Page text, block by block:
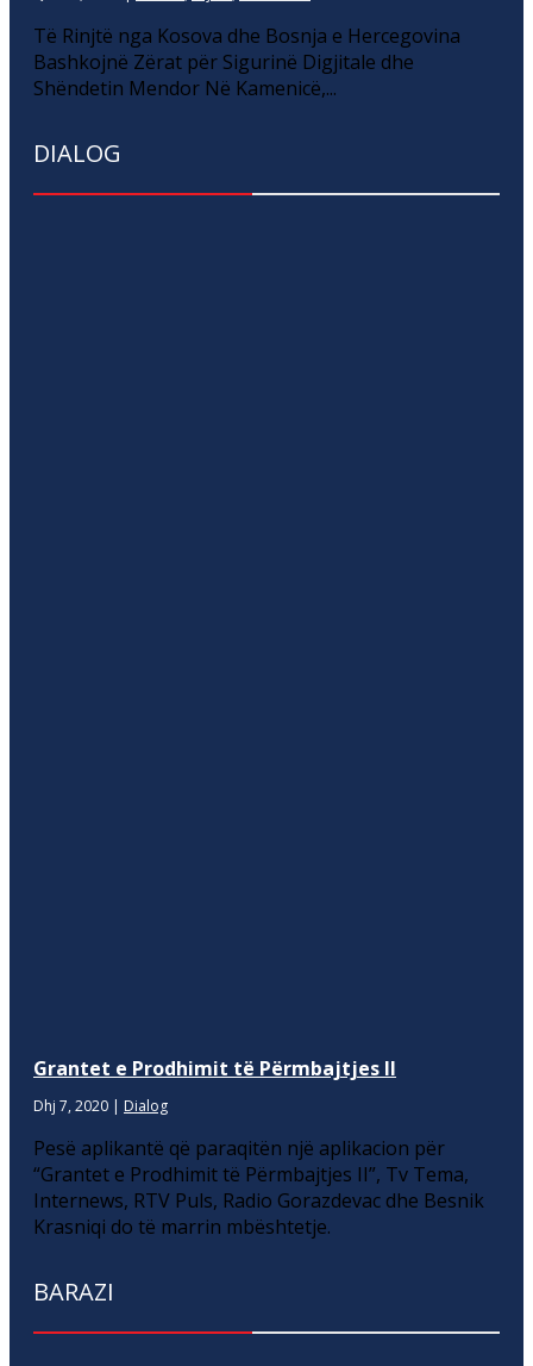
Të Rinjtë nga Kosova dhe Bosnja e Hercegovina
Bashkojnë Zërat për Sigurinë Digjitale dhe
Shëndetin Mendor Në Kamenicë,...
DIALOG
Grantet e Prodhimit të Përmbajtjes II
Dhj 7, 2020 | Dialog
Pesë aplikantë që paraqitën një aplikacion për
“Grantet e Prodhimit të Përmbajtjes II”, Tv Tema,
Internews, RTV Puls, Radio Gorazdevac dhe Besnik
Krasniqi do të marrin mbështetje.
BARAZI